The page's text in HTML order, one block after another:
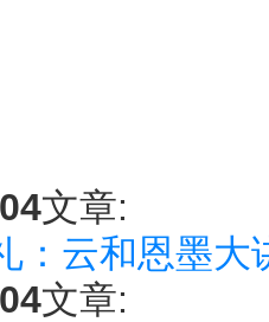
文章:
：云和恩墨大
文章: